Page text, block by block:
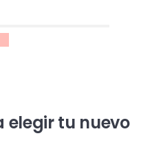
elegir tu nuevo